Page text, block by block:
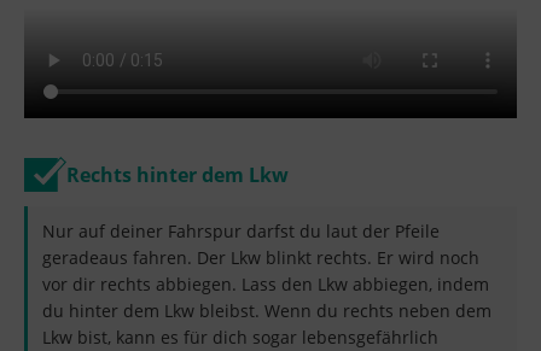
Rechts hinter dem Lkw
Nur auf deiner Fahrspur darfst du laut der Pfeile
geradeaus fahren. Der Lkw blinkt rechts. Er wird noch
vor dir rechts abbiegen. Lass den Lkw abbiegen, indem
du hinter dem Lkw bleibst. Wenn du rechts neben dem
Lkw bist, kann es für dich sogar lebensgefährlich